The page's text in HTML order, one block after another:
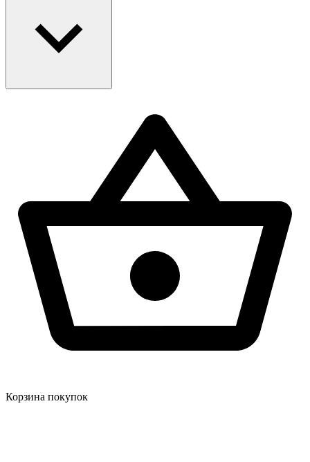
Корзина покупок